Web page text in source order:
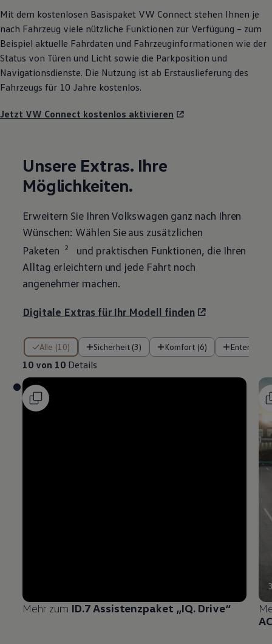
Mit dem kostenlosen Basispaket VW Connect stehen Ihnen je
nach Fahrzeug viele nützliche Funktionen zur Verfügung – zum
Beispiel aktuelle Fahrdaten und Fahrzeuginformationen wie der
Status von Türen und Licht sowie die Parkposition und
Navigationsdienste. Die Nutzung ist ab Erstauslieferung des
Fahrzeugs für 10 Jahre kostenlos.
Jetzt VW Connect kostenlos aktivieren
Unsere Extras. Ihre
Möglichkeiten.
Erweitern Sie Ihren Volkswagen ganz nach Ihren
Wünschen: Wählen Sie aus zusätzlichen
Paketen
2
und praktischen Funktionen, die Ihren
Alltag erleichtern und jede Fahrt noch
angenehmer machen.
Digitale Extras für Ihr Modell finden
Alle (10) Sicherheit (3) Komfort (6)
10 von 10 Details
10 von 10 Details
Mehr zum ID.7 Assistenzpaket „IQ. Drive“